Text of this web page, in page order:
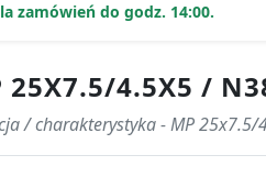
zamówień do godz. 14:00.
25X7.5/4.5X5 /
/ charakterystyka - MP